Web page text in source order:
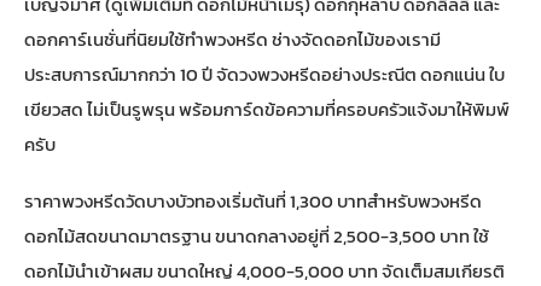
ดอกคาร์เนชั่นที่นิยมใช้ทำพวงหรีด ช่างจัดดอกไม้ของเรามี
ประสบการณ์มากกว่า 10 ปี จัดวงพวงหรีดอย่างประณีต ดอกแน่น ใบ
เขียวสด ไม่เป็นรูพรุน พร้อมการ์ดข้อความที่ครอบครัวแจ้งมาให้พิมพ์
ครับ
ราคาพวงหรีดวัดบางบัวทองเริ่มต้นที่ 1,300 บาทสำหรับพวงหรีด
ดอกไม้สดขนาดมาตรฐาน ขนาดกลางอยู่ที่ 2,500-3,500 บาท ใช้
ดอกไม้นำเข้าผสม ขนาดใหญ่ 4,000-5,000 บาท จัดเต็มสมเกียรติ